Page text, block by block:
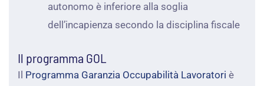
autonomo è inferiore alla soglia
dell’incapienza secondo la disciplina fiscale
Il programma GOL
Il Programma Garanzia Occupabilità Lavoratori è